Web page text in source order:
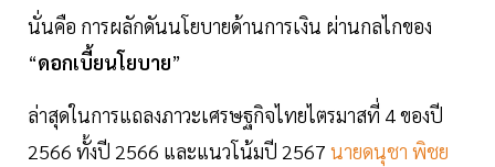
นั่นคือ การผลักดันนโยบายด้านการเงิน ผ่านกลไกของ
“ดอกเบี้ยนโยบาย”
ล่าสุดในการแถลงภาวะเศรษฐกิจไทยไตรมาสที่ 4 ของปี
2566 ทั้งปี 2566 และแนวโน้มปี 2567 นายดนุชา พิชย